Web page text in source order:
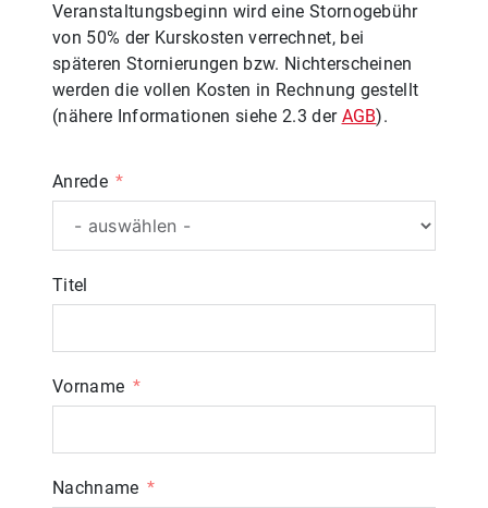
Veranstaltungsbeginn wird eine Stornogebühr
von 50% der Kurskosten verrechnet, bei
späteren Stornierungen bzw. Nichterscheinen
werden die vollen Kosten in Rechnung gestellt
(nähere Informationen siehe 2.3 der AGB).
Anrede
Titel
Vorname
Nachname